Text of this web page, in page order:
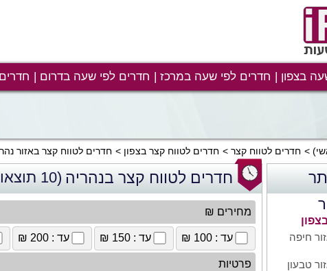
בצפון חדרים לפי שעה במרכז חדרים לפי שעה בדרום
חדרים לטווח קצר חדרים לטווח קצר בצפון חדרים לטווח קצר באזור
חיפה
טבעון
חדרים לטווח קצר בנהריה (10 תוצאות)
מחירים ₪
עד : 100 ₪ עד : 150 ₪ עד : 200 ₪
פרטיות